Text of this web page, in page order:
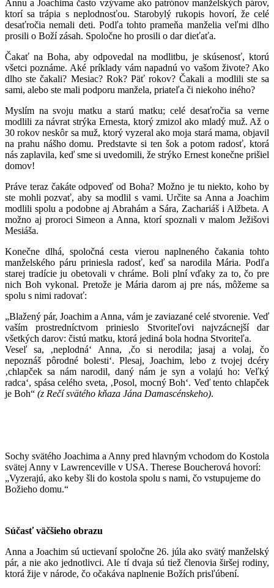
Annu a Joachima často vzývame ako patrónov manželských párov,
ktorí sa trápia s neplodnosťou. Starobylý rukopis hovorí, že celé
desaťročia nemali deti. Podľa tohto prameňa manželia veľmi dlho
prosili o Boží zásah. Spoločne ho prosili o dar dieťaťa.
Čakať na Boha, aby odpovedal na modlitbu, je skúsenosť, ktorú
všetci poznáme. Aké príklady vám napadnú vo vašom živote? Ako
dlho ste čakali? Mesiac? Rok? Päť rokov? Čakali a modlili ste sa
sami, alebo ste mali podporu manžela, priateľa či niekoho iného?
Myslím na svoju matku a starú matku; celé desaťročia sa verne
modlili za návrat strýka Ernesta, ktorý zmizol ako mladý muž. Až o
30 rokov neskôr sa muž, ktorý vyzeral ako moja stará mama, objavil
na prahu nášho domu. Predstavte si ten šok a potom radosť, ktorá
nás zaplavila, keď sme si uvedomili, že strýko Ernest konečne prišiel
domov!
Práve teraz čakáte odpoveď od Boha? Možno je tu niekto, koho by
ste mohli pozvať, aby sa modlil s vami. Určite sa Anna a Joachim
modlili spolu a podobne aj Abrahám a Sára, Zachariáš i Alžbeta. A
možno aj proroci Simeon a Anna, ktorí spoznali v malom Ježišovi
Mesiáša.
Konečne dlhá, spoločná cesta vierou naplneného čakania tohto
manželského páru priniesla radosť, keď sa narodila Mária. Podľa
starej tradície ju obetovali v chráme. Boli plní vďaky za to, čo pre
nich Boh vykonal. Pretože je Mária darom aj pre nás, môžeme sa
spolu s nimi radovať:
„Blažený pár, Joachim a Anna, vám je zaviazané celé stvorenie. Veď
vaším prostredníctvom prinieslo Stvoriteľovi najvzácnejší dar
všetkých darov: čistú matku, ktorá jediná bola hodna Stvoriteľa.
Veseľ sa, ‚neplodná‘ Anna, ‚čo si nerodila; jasaj a volaj, čo
nepoznáš pôrodné bolesti‘. Plesaj, Joachim, lebo z tvojej dcéry
‚chlapček sa nám narodil, daný nám je syn a volajú ho: Veľký
radca‘, spása celého sveta, ‚Posol, mocný Boh‘. Veď tento chlapček
je Boh“ (z Rečí svätého kňaza Jána Damascénskeho).
Sochy svätého Joachima a Anny pred hlavným vchodom do Kostola
svätej Anny v Lawrenceville v USA. Therese Boucherová hovorí:
„Vyzerajú, ako keby šli do kostola spolu s nami, čo vstupujeme do
Božieho domu.“
Súčasť väčšieho obrazu
Anna a Joachim sú uctievaní spoločne 26. júla ako svätý manželský
pár, a nie ako jednotlivci. Ale tí dvaja sú tiež členovia širšej rodiny,
ktorá žije v národe, čo očakáva naplnenie Božích prisľúbení.